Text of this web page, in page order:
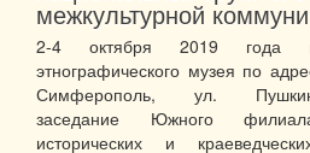
межкультурной
2-4 октября 2019 года
этнографического музея по
Симферополь, ул.
заседание Южного
исторических и